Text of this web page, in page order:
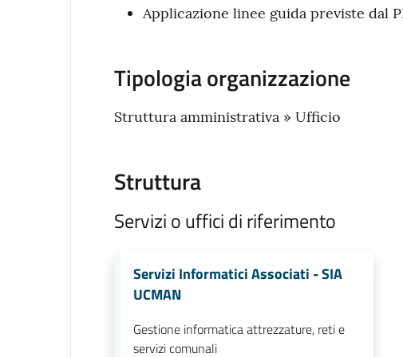
Applicazione linee guida previste dal
Tipologia organizzazione
Struttura amministrativa » Ufficio
Struttura
Servizi o uffici di riferimento
Servizi Informatici Associati - SIA
UCMAN
Gestione informatica attrezzature, reti e
servizi comunali